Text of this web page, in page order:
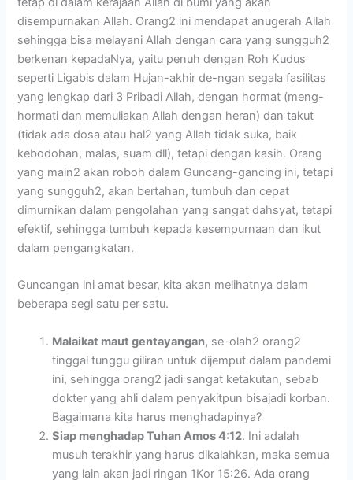
disempurnakan Allah. Orang2 ini mendapat anugerah Allah
sehingga bisa melayani Allah dengan cara yang sungguh2
berkenan kepadaNya, yaitu penuh dengan Roh Kudus
seperti Ligabis dalam Hujan-akhir de-ngan segala fasilitas
yang lengkap dari 3 Pribadi Allah, dengan hormat (meng-
hormati dan memuliakan Allah dengan heran) dan takut
(tidak ada dosa atau hal2 yang Allah tidak suka, baik
kebodohan, malas, suam dll), tetapi dengan kasih. Orang
yang main2 akan roboh dalam Guncang-gancing ini, tetapi
yang sungguh2, akan bertahan, tumbuh dan cepat
dimurnikan dalam pengolahan yang sangat dahsyat, tetapi
efektif, sehingga tumbuh kepada kesempurnaan dan ikut
dalam pengangkatan.
Guncangan ini amat besar, kita akan melihatnya dalam
beberapa segi satu per satu.
Malaikat maut gentayangan, se-olah2 orang2
tinggal tunggu giliran untuk dijemput dalam pandemi
ini, sehingga orang2 jadi sangat ketakutan, sebab
dokter yang ahli dalam penyakitpun bisajadi korban.
Bagaimana kita harus menghadapinya?
Siap menghadap Tuhan Amos 4:12. Ini adalah
musuh terakhir yang harus dikalahkan, maka semua
yang lain akan jadi ringan 1Kor 15:26. Ada orang